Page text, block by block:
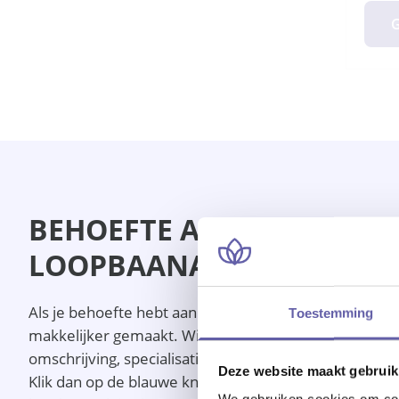
Toestemming
Deze website maakt
BEHOEFTE AAN
LOOPBAANADVISEUR?
Als je behoefte hebt aan loopbaanadvies in Den
makkelijker gemaakt. Wij hebben de geschikte
omschrijving, specialisaties en de doelgroep van de
Klik dan op de blauwe knop om het hele profiel te